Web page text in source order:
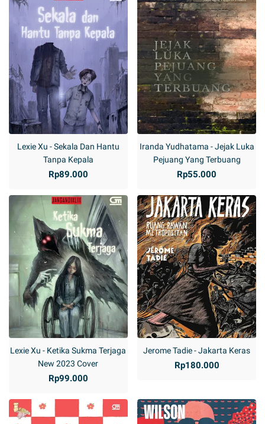
Lexie Xu - Sekala Dan Hantu
Tanpa Kepala
Rp89.000
Iranda Yudhatama - Jejak Luka
Pejuang Yang Terbuang
Rp55.000
Lexie Xu - Ketika Sukma Terjaga
New 2023 Cover
Rp99.000
Jerome Tadie - Jakarta Keras
Rp180.000